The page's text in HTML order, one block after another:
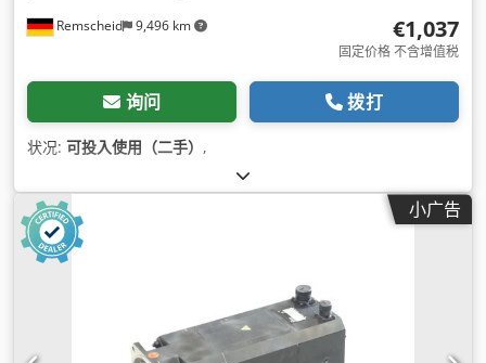
Remscheid 9,496 km €1,037
固定价格 不含增值税
询问 拨打
状况: 可投入使用（二手） ,
小广告